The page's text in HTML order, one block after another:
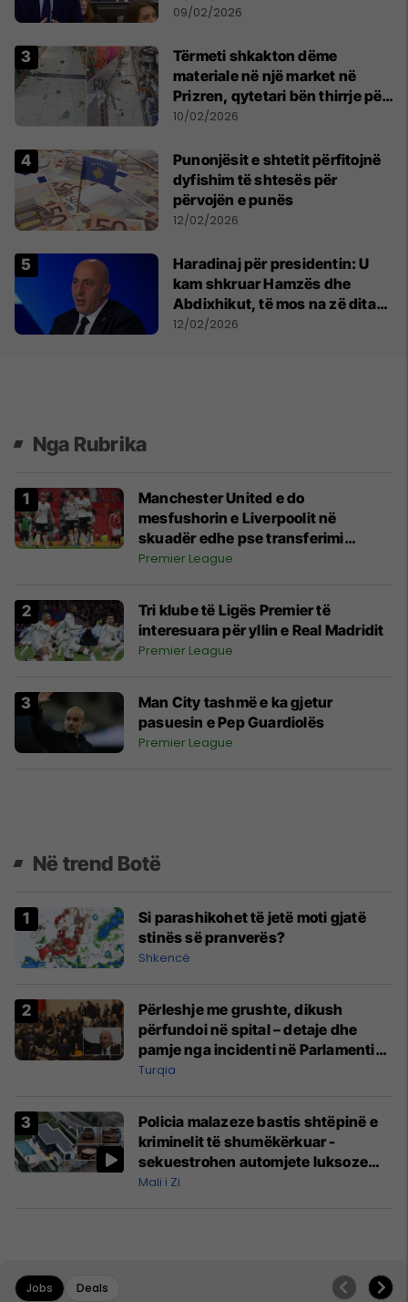
09/02/2026
Tërmeti shkakton dëme
materiale në një market në
Prizren, qytetari bën thirrje për
qetësi dhe solidaritet
10/02/2026
Punonjësit e shtetit përfitojnë
dyfishim të shtesës për
përvojën e punës
12/02/2026
Haradinaj për presidentin: U
kam shkruar Hamzës dhe
Abdixhikut, të mos na zë dita
vendimtare pa plan
12/02/2026
Nga Rubrika
Manchester United e do
mesfushorin e Liverpoolit në
skuadër edhe pse transferimi
mbetet i vështirë
Premier League
Tri klube të Ligës Premier të
interesuara për yllin e Real Madridit
Premier League
Man City tashmë e ka gjetur
pasuesin e Pep Guardiolës
Premier League
Në trend Botë
Si parashikohet të jetë moti gjatë
stinës së pranverës?
Shkencë
Përleshje me grushte, dikush
përfundoi në spital – detaje dhe
pamje nga incidenti në Parlamentin
e Turqisë
Turqia
Policia malazeze bastis shtëpinë e
kriminelit të shumëkërkuar -
sekuestrohen automjete luksoze
dhe para të gatshme
Mali i Zi
Jobs Deals